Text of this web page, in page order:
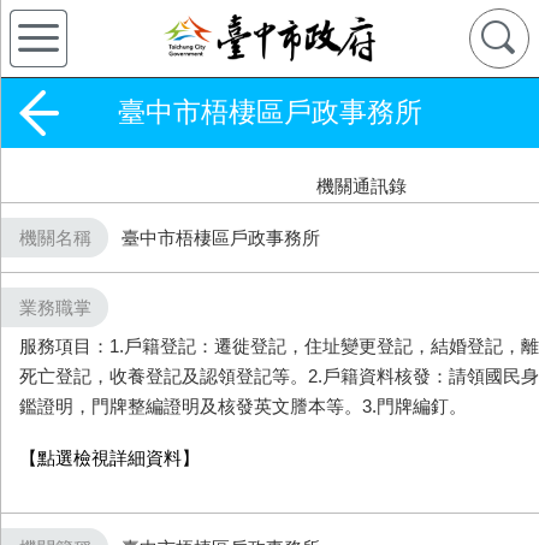
臺中市梧棲區戶政事務所
機關通訊錄
機關名稱 臺中市梧棲區戶政事務所
業務職掌
服務項目：1.戶籍登記：遷徙登記，住址變更登記，結婚登記，
死亡登記，收養登記及認領登記等。2.戶籍資料核發：請領國民
鑑證明，門牌整編證明及核發英文謄本等。3.門牌編釘。
【點選檢視詳細資料】